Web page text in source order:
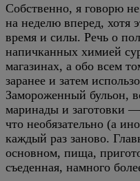
Собственно, я говорю
на неделю вперед, хотя
время и силы. Речь о
напичканных химией
магазинах, а обо всем
заранее и затем
Замороженный бульон,
маринады и заготовки
что необязательно (а
каждый раз заново.
основном, пища,
съеденная, намного